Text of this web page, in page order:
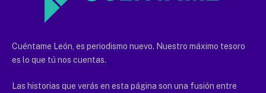
Cuéntame León, es periodismo nuevo. Nuestro máximo tesoro
es lo que tú nos cuentas.
Las historias que verás en esta página son una fusión entre